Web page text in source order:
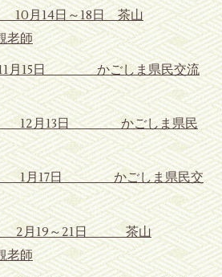
14日～18日 茶山
師
月15日かごしま県民交流
月13日 かごしま県民
17日 かごしま県民交
2月19～21日 茶山
師